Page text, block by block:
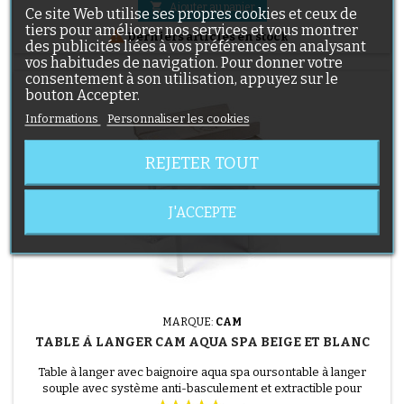
porte-savon et porte-éponge, petite douche, bouchon et tuyau
pour l’évacuation de l’eau, tiroir porte-objets avec...
 Ajouter au panier
Derniers articles en stock
MARQUE: CAM
TABLE À LANGER CAM AQUA SPA BEIGE ET BLANC
Table à langer avec baignoire aqua spa oursontable à langer
souple avec système anti-basculement et extractible pour
Ce site Web utilise ses propres cookies et ceux de
tiers pour améliorer nos services et vous montrer
des publicités liées à vos préférences en analysant
vos habitudes de navigation. Pour donner votre
consentement à son utilisation, appuyez sur le
bouton Accepter.
Informations Personnaliser les cookies
REJETER TOUT
J'ACCEPTE